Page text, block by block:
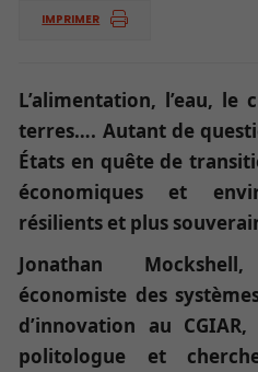
IMPRIMER
L’alimentation, l’eau,
terres…. Autant de
États en quête de
économiques et
résilients et plus
Jonathan
économiste des
d’innovation au
politologue et